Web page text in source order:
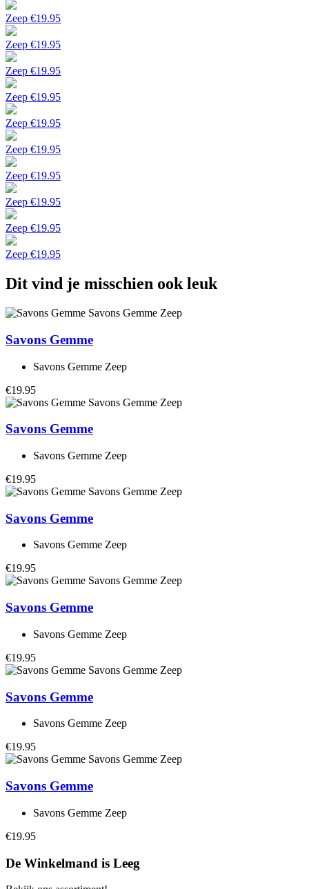
Zeep €19.95
Zeep €19.95
Zeep €19.95
Zeep €19.95
Zeep €19.95
Zeep €19.95
Zeep €19.95
Zeep €19.95
Zeep €19.95
Zeep €19.95
Dit vind je misschien ook leuk
Savons Gemme
Savons Gemme Zeep
€19.95
Savons Gemme
Savons Gemme Zeep
€19.95
Savons Gemme
Savons Gemme Zeep
€19.95
Savons Gemme
Savons Gemme Zeep
€19.95
Savons Gemme
Savons Gemme Zeep
€19.95
Savons Gemme
Savons Gemme Zeep
€19.95
De Winkelmand is Leeg